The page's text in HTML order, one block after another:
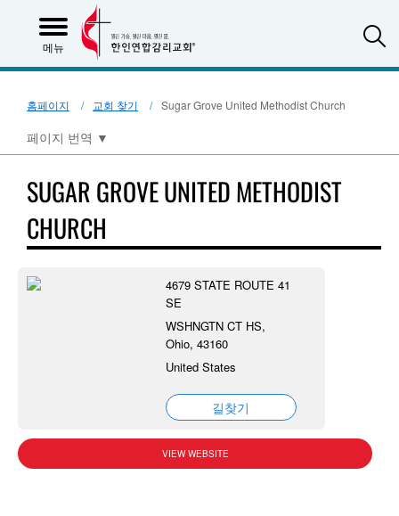
메뉴
홈페이지 교회 찾기 Sugar Grove United Methodist Church
페이지 번역 ▼
SUGAR GROVE UNITED METHODIST
CHURCH
4679 STATE ROUTE 41
SE
WSHNGTN CT HS,
Ohio, 43160
United States
길찾기
VIEW WEBSITE